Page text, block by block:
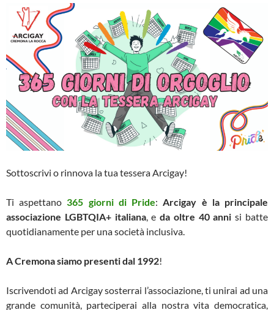
Sottoscrivi o rinnova la tua tessera Arcigay!
Ti aspettano 365 giorni di Pride:Arcigay è la principale
associazione LGBTQIA+ italiana, eda oltre 40 anni si batte
quotidianamente per una società inclusiva.
A Cremona siamo presenti dal 1992!
Iscrivendoti ad Arcigay sosterrai l’associazione, ti unirai ad una
grande comunità, parteciperai alla nostra vita democratica,